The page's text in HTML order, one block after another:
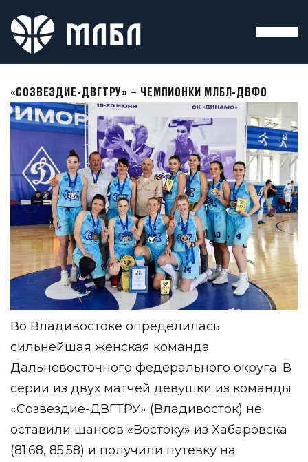
«СОЗВЕЗДИЕ-ДВГТРУ» – ЧЕМПИОНКИ МЛБЛ-ДВФО
Во Владивостоке определилась
сильнейшая женская команда
Дальневосточного федерального округа. В
серии из двух матчей девушки из команды
«Созвездие-ДВГТРУ» (Владивосток) не
оставили шансов «Востоку» из Хабаровска
(81:68, 85:58) и получили путевку на